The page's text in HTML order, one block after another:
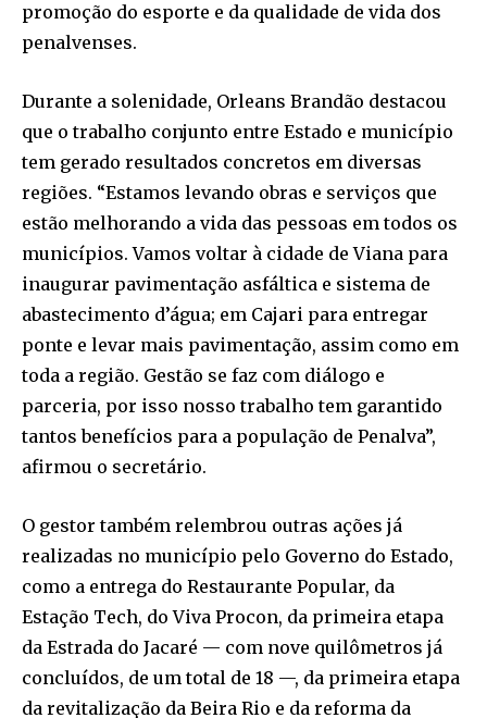
promoção do esporte e da qualidade de vida dos
penalvenses.
Durante a solenidade, Orleans Brandão destacou
que o trabalho conjunto entre Estado e município
tem gerado resultados concretos em diversas
regiões. “Estamos levando obras e serviços que
estão melhorando a vida das pessoas em todos os
municípios. Vamos voltar à cidade de Viana para
inaugurar pavimentação asfáltica e sistema de
abastecimento d’água; em Cajari para entregar
ponte e levar mais pavimentação, assim como em
toda a região. Gestão se faz com diálogo e
parceria, por isso nosso trabalho tem garantido
tantos benefícios para a população de Penalva”,
afirmou o secretário.
O gestor também relembrou outras ações já
realizadas no município pelo Governo do Estado,
como a entrega do Restaurante Popular, da
Estação Tech, do Viva Procon, da primeira etapa
da Estrada do Jacaré — com nove quilômetros já
concluídos, de um total de 18 —, da primeira etapa
da revitalização da Beira Rio e da reforma da